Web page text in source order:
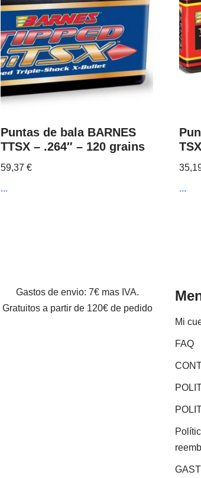
Puntas de bala BARNES
TTSX – .264″ – 120 grains
59,37 €
... ...
Gastos de envio: 7€ mas IVA.
Gratuitos a partir de 120€ de pedido
Mi
FAQ